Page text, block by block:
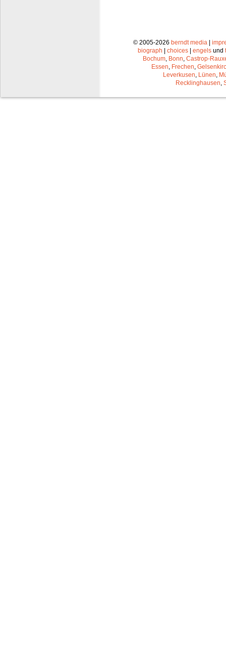
© 2005-2026 berndt media |
biograph | choices | engels und
Bochum Bonn Castrop-
Essen Frechen
Leverkusen Lünen
Recklinghausen